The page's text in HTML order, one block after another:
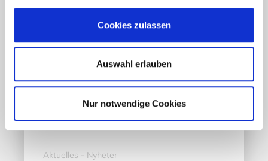
Cookies zulassen
Auswahl erlauben
Nur notwendige Cookies
Aktuelles - Nyheter